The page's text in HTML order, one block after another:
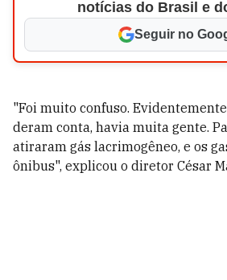
notícias do Brasil e
Seguir no
"Foi muito confuso.
deram conta, havia muita gente.
atiraram gás lacrimogêneo, e os
ônibus", explicou o diretor César